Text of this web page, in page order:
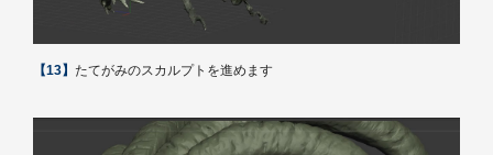
【13】 たてがみのスカルプトを進めます